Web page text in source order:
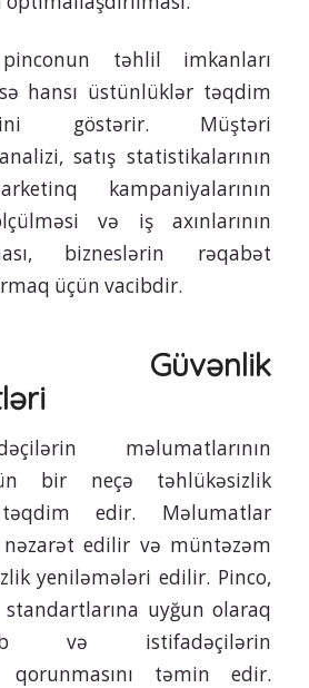
təhlil imkanları
hansı üstünlüklər təqdim
göstərir. Müştəri
satış statistikalarının
kampaniyalarının
və iş axınlarının
bizneslərin rəqabət
üçün vacibdir.
Güvənlik
məlumatlarının
bir neçə təhlükəsizlik
edir. Məlumatlar
edilir və müntəzəm
yeniləmələri edilir. Pinco,
uyğun olaraq
və istifadəçilərin
qorunmasını təmin edir.